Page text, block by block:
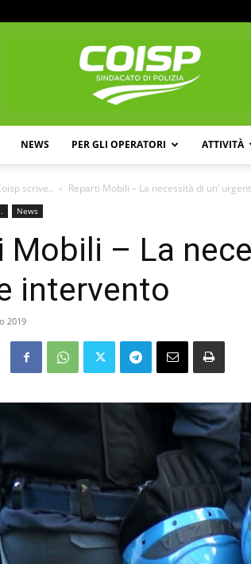
NEWS PER GLI OPERATORI ATTIVITÀ
scrive.. Reparti Mobili – La necessità di un’
News
Mobili – La
intervento
2019